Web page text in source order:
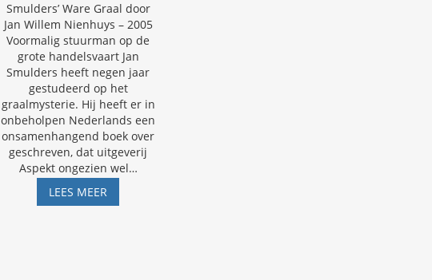
Smulders’ Ware Graal door
Jan Willem Nienhuys – 2005
Voormalig stuurman op de
grote handelsvaart Jan
Smulders heeft negen jaar
gestudeerd op het
graalmysterie. Hij heeft er in
onbeholpen Nederlands een
onsamenhangend boek over
geschreven, dat uitgeverij
Aspekt ongezien wel…
LEES MEER
SMULDERS,